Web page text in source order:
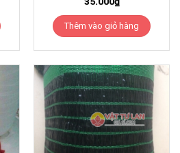
Thêm vào giỏ hàng